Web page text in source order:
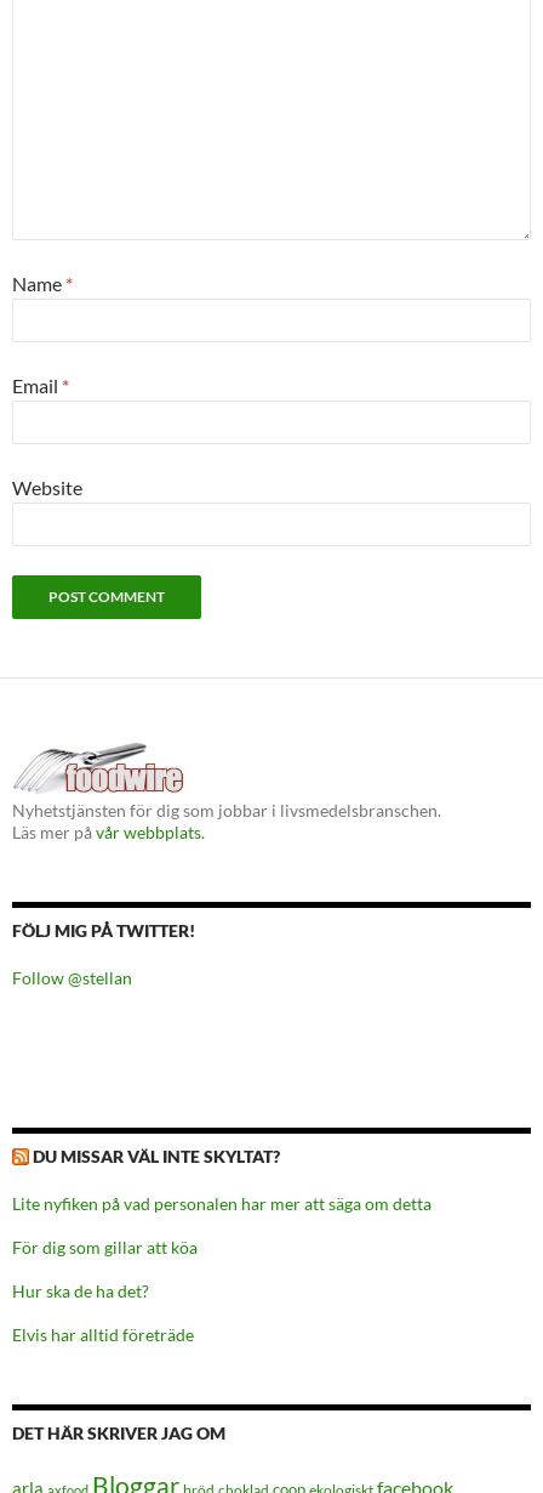
Name *
Email *
Website
Nyhetstjänsten för dig som jobbar i livsmedelsbranschen.
Läs mer påvår webbplats.
FÖLJ MIG PÅ TWITTER!
Follow @stellan
DU MISSAR VÄL INTE SKYLTAT?
Lite nyfiken på vad personalen har mer att säga om detta
För dig som gillar att köa
Hur ska de ha det?
Elvis har alltid företräde
DET HÄR SKRIVER JAG OM
arla Bloggar facebook